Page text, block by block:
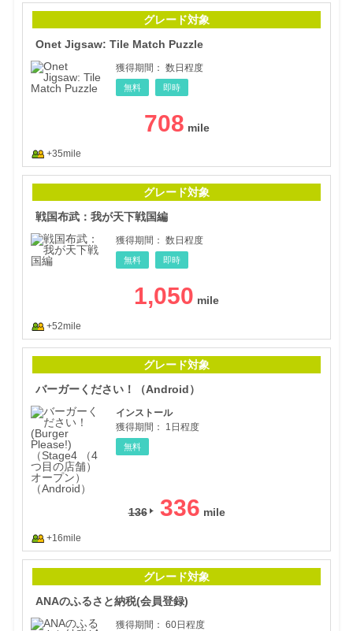
グレード対象
Onet Jigsaw: Tile Match Puzzle
獲得期間： 数日程度
無料 即時
708
+35mile
グレード対象
戦国布武：我が天下戦国編
獲得期間： 数日程度
無料 即時
1,050
+52mile
グレード対象
バーガーください！（Android）
インストール
獲得期間：
1日程度
無料
136 336
+16mile
グレード対象
ANAのふるさと納税(会員登録)
獲得期間： 60日程度